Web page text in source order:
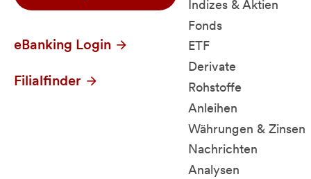
eBanking Login
Filialfinder
Indizes & Aktien
Fonds
ETF
Derivate
Rohstoffe
Anleihen
Währungen & Zinsen
Nachrichten
Analysen